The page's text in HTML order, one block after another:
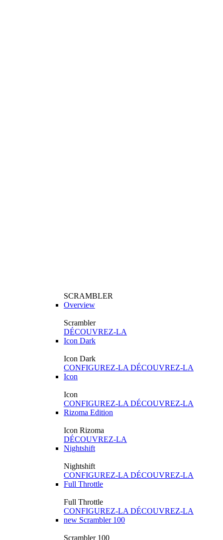
SCRAMBLER
Overview
Scrambler
DÉCOUVREZ-LA
Icon Dark
Icon Dark
CONFIGUREZ-LA DÉCOUVREZ-LA
Icon
Icon
CONFIGUREZ-LA DÉCOUVREZ-LA
Rizoma Edition
Icon Rizoma
DÉCOUVREZ-LA
Nightshift
Nightshift
CONFIGUREZ-LA DÉCOUVREZ-LA
Full Throttle
Full Throttle
CONFIGUREZ-LA DÉCOUVREZ-LA
new Scrambler 100
Scrambler 100